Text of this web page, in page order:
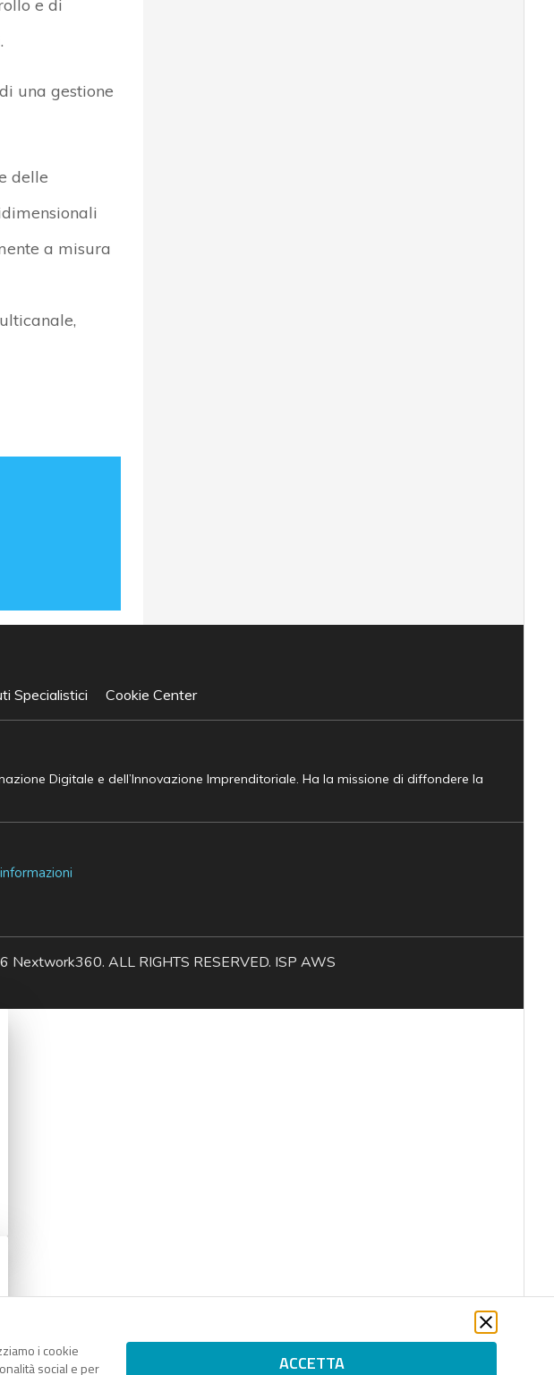
e di
una gestione
delle
a misura
i cookie
social e per
ACCETTA
Specialistici Cookie Center
Digitale e dell’Innovazione Imprenditoriale. Ha la missione di diffondere la
ALL RIGHTS RESERVED. ISP AWS